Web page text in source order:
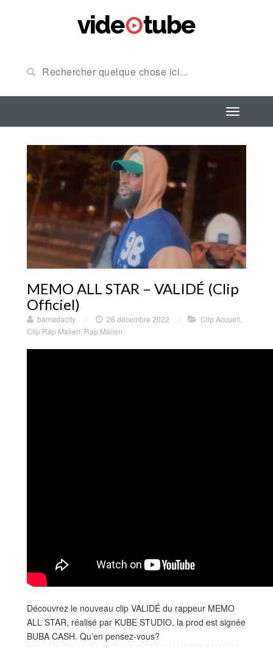
MEMO ALL STAR – VALIDÉ (Clip
Officiel)
bamadacity / 26 décembre 2022 / Clip Accueil
Clip Rap Malien Rap Malien
Découvrez le nouveau clip VALIDÉ du rappeur MEMO
ALL STAR, réalisé par KUBE STUDIO, la prod est signée
BUBA CASH. Qu’en pensez-vous?